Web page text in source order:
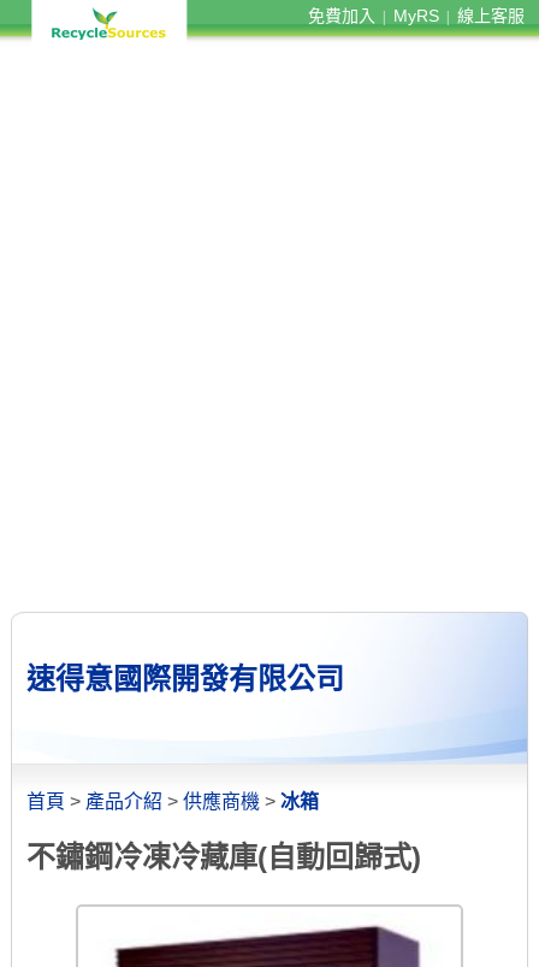
免費加入 MyRS 線上客服
速得意國際開發有限公司
首頁 > 產品介紹 > 供應商機 > 冰箱
不鏽鋼冷凍冷藏庫(自動回歸式)